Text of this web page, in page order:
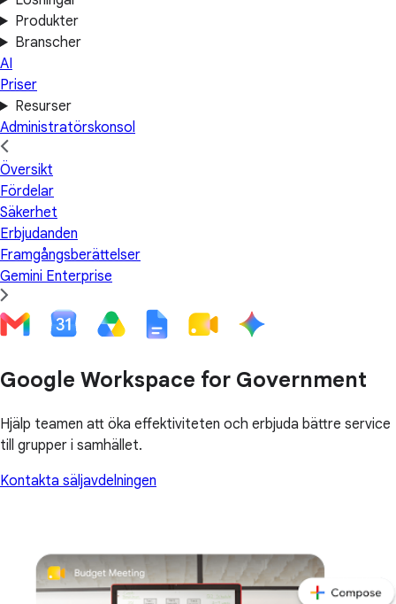
Produkter
Branscher
AI
Priser
Resurser
Administratörskonsol
Översikt
Fördelar
Säkerhet
Erbjudanden
Framgångsberättelser
Gemini Enterprise
Google Workspace for Government
Hjälp teamen att öka effektiviteten och erbjuda bättre service
till grupper i samhället.
Kontakta säljavdelningen